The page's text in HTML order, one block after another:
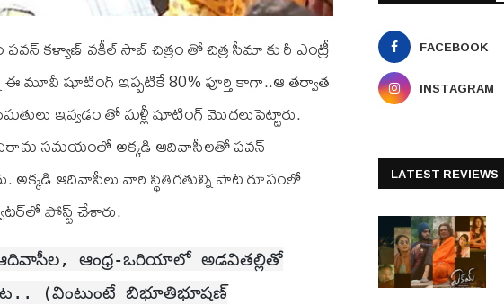
కళ్యాణ్ వకీల్ సాబ్ చిత్రం తో చిత్ర సీమా కు రీ ఎంట్రీ
ఈ మూవీ షూటింగ్ ఇప్పటికే 80% పూర్తి కాగా..ఆ తర్వాత
ఇవ్వడం తో మళ్లీ షూటింగ్ మొదలుపెట్టారు.
విరామ సమయంలో అక్కడి ఆదివాసీలతో పవన్
అక్కడి ఆదివాసీలు వారి స్థితిగతుల్ని పాట రూపంలో
పోస్ట్ చేశారు.
ఆంధ్ర-ఒరియాలో అడవితల్లితో
(వింటుంటే బిభూతిభూషణ్
FACEBOOK
INSTAGRAM
LATEST REVIEWS